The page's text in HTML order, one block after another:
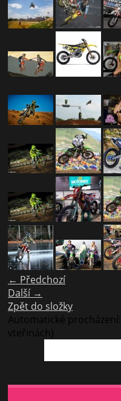
← Předchozí
Další →
Zpět do složky
Automatické procházení:
vteřinách)